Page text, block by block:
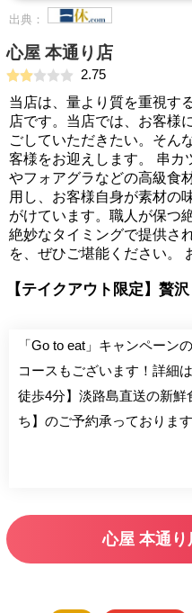
出典：
心屋 本通り店
2.75
当店は、量より質を重視す
店です。当店では、お客様
ごしていただきたい。そん
客様をお迎えします。 串カ
やフォアグラなどの高級食
用し、お客様自身が素材の
がけています。職人が保つ
絶妙なタイミングで提供さ
を、ぜひご堪能ください。
【テイクアウト限定】贅
「Go to eat」キャンペーン
コースもございます！詳細
徒歩4分】淡路島直送の新
ち】のご予約承っておりま
前菜をはじめ、淡路島直送
付きのご宴会コースも多数
と過ごす 温もりある上質空
心屋 本通り